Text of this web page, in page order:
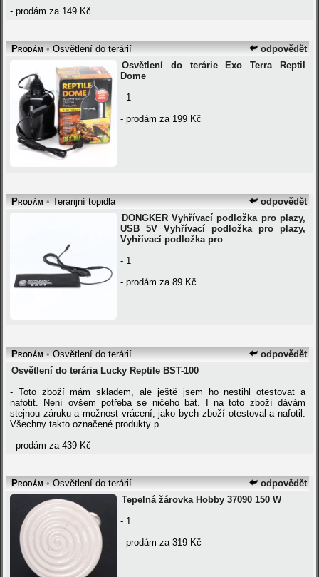
- prodám za 149 Kč
odpovědět
Prodám •Osvětlení do terárií
Osvětlení do terárie Exo Terra Reptil
Dome
- 1
- prodám za 199 Kč
odpovědět
Prodám •Terarijní topidla
DONGKER Vyhřívací podložka pro plazy,
USB 5V Vyhřívací podložka pro plazy,
Vyhřívací podložka pro
- 1
- prodám za 89 Kč
odpovědět
Prodám •Osvětlení do terárií
Osvětlení do terária Lucky Reptile BST-100
- Toto zboží mám skladem, ale ještě jsem ho nestihl otestovat a
nafotit. Není ovšem potřeba se ničeho bát. I na toto zboží dávám
stejnou záruku a možnost vrácení, jako bych zboží otestoval a nafotil.
Všechny takto označené produkty p
- prodám za 439 Kč
odpovědět
Prodám •Osvětlení do terárií
Tepelná žárovka Hobby 37090 150 W
- 1
- prodám za 319 Kč